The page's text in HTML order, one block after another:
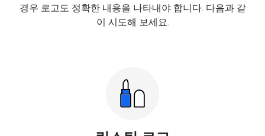
경우 로고도 정확한 내용을 나타내야 합니다. 다음과 같
이 시도해 보세요.